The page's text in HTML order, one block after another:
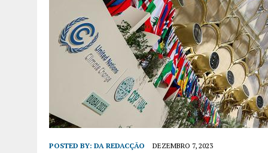
POSTED BY: DA REDACÇÃO DEZEMBRO 7, 2023